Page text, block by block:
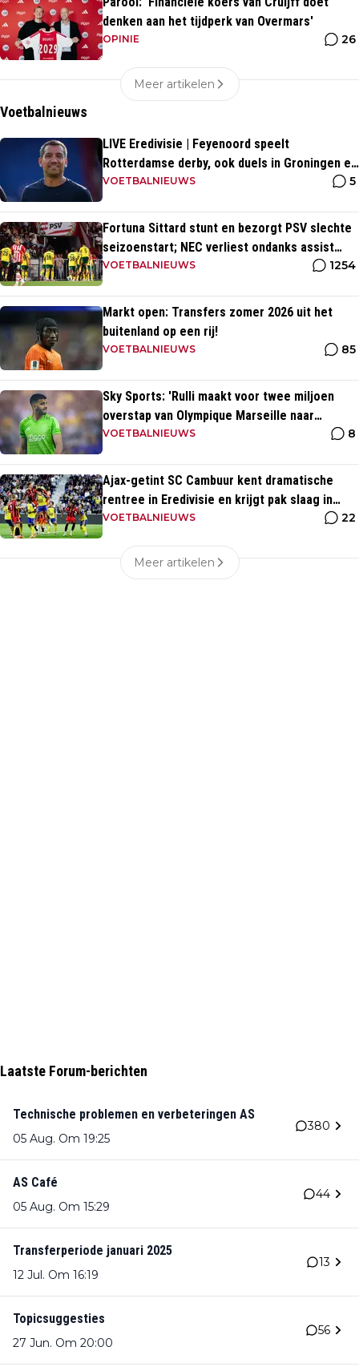
denken aan het tijdperk van Overmars'
OPINIE 26
Meer artikelen
Voetbalnieuws
LIVE Eredivisie | Feyenoord speelt
Rotterdamse derby, ook duels in Groningen en
Heerenveen
VOETBALNIEUWS 5
Fortuna Sittard stunt en bezorgt PSV slechte
seizoenstart; NEC verliest ondanks assist
Tadic
VOETBALNIEUWS 1254
Markt open: Transfers zomer 2026 uit het
buitenland op een rij!
VOETBALNIEUWS 85
Sky Sports: 'Rulli maakt voor twee miljoen
overstap van Olympique Marseille naar
Manchester City'
VOETBALNIEUWS 8
Ajax-getint SC Cambuur kent dramatische
rentree in Eredivisie en krijgt pak slaag in
eigen huis
VOETBALNIEUWS 22
Meer artikelen
Laatste Forum-berichten
Technische problemen en verbeteringen AS
05 Aug. Om 19:25
380
AS Café
05 Aug. Om 15:29
44
Transferperiode januari 2025
12 Jul. Om 16:19
13
Topicsuggesties
27 Jun. Om 20:00
56